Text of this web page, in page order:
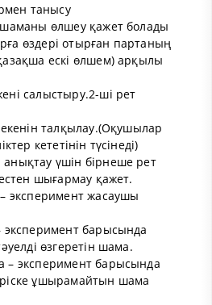
танысу
өлшеу қажет болады
өздері отырған партаның
ескі өлшем) арқылы
салыстыру.2-ші рет
талқылау.(Оқушылар
кететінін түсінеді)
үшін бірнеше рет
шығармау қажет.
эксперимент жасаушы
эксперимент барысында
өзгеретін шама.
– эксперимент барысында
ұшырамайтын шама